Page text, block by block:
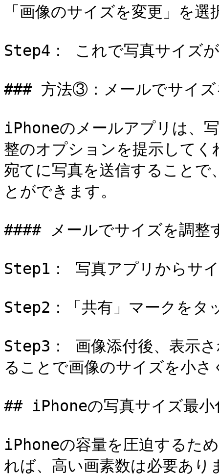
「画像のサイズを変更」を選
Step4： これで写真サイズ
### 方法③：メールでサイズ
iPhoneのメールアプリは、
整のオプションを提示して
宛てに写真を送信すること
とができます。
#### メールでサイズを調整
Step1： 写真アプリからサ
Step2：「共有」マークをタ
Step3： 画像添付後、表示
ることで画像のサイズを小さ
## iPhoneの写真サイズ最小
iPhoneの容量を圧迫するた
れば、高い画素数は必要あり